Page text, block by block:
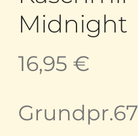
Midnight
16,95 €
Grundpr.